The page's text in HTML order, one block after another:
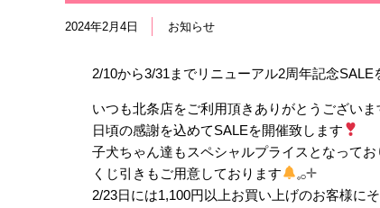
2024年2月4日 お知らせ
2/10から3/31までリニューアル2周年記念SALE
いつも北条店をご利用頂きありがとうございま
日頃の感謝を込めてSALEを開催致します
子犬ちゃん達もスペシャルプライスとなってお
くじ引きもご用意しております
𓈒𓂂𓇬
2/23日には1,100円以上お買い上げのお客様に